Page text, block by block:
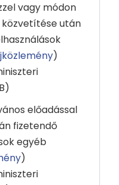
vagy módon
után
)
előadással
fizetendő
egyéb
)